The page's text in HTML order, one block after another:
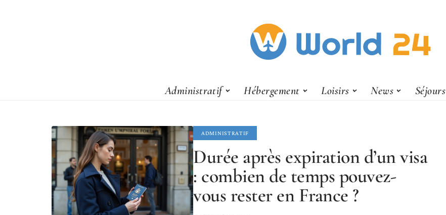
Administratif Hébergement Loisirs News Séjours
ADMINISTRATIF
Durée après expiration d’un visa
: combien de temps pouvez-
vous rester en France ?